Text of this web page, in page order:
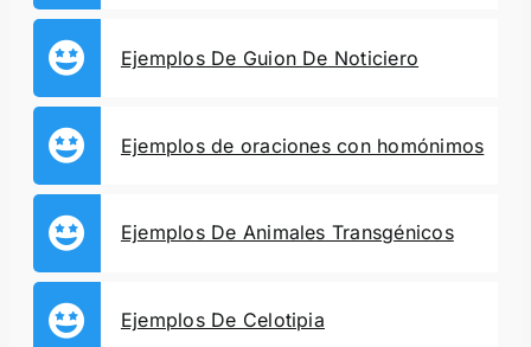
Ejemplos De Guion De Noticiero
Ejemplos de oraciones con homónimos
Ejemplos De Animales Transgénicos
Ejemplos De Celotipia